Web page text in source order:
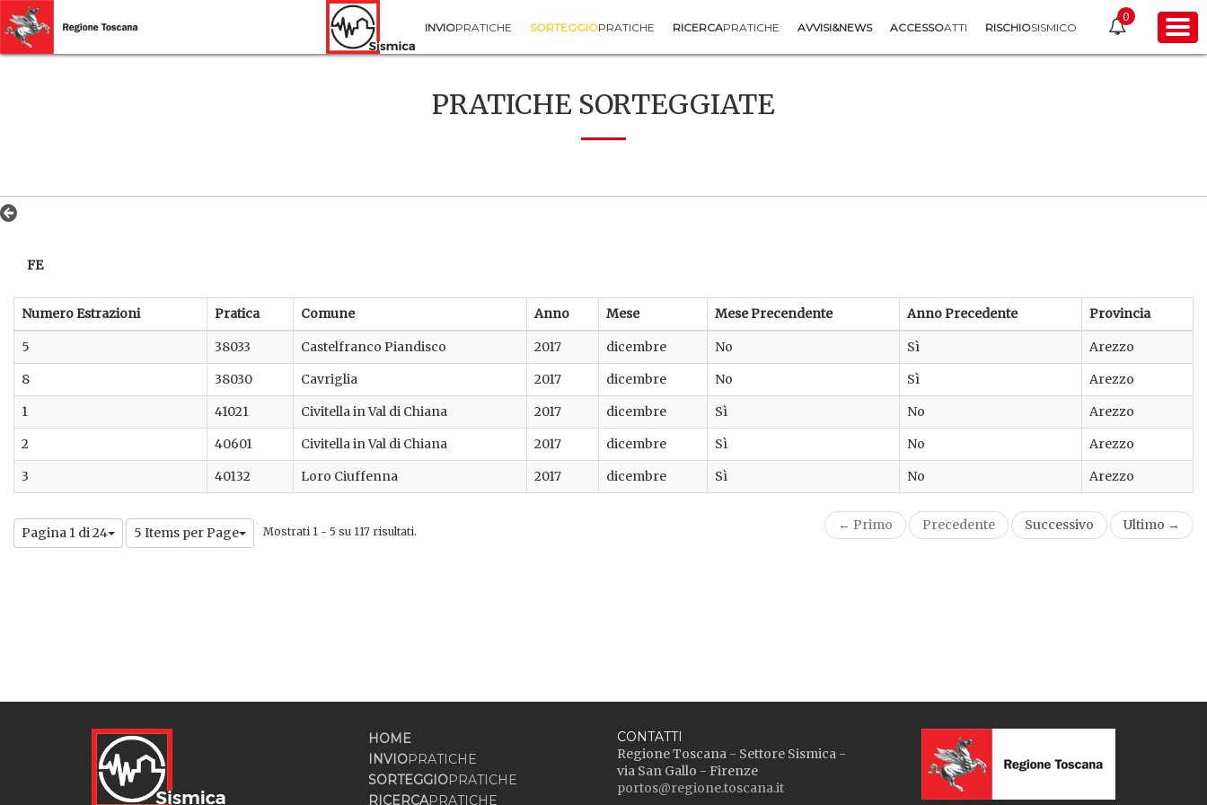
INVIOPRATICHE SORTEGGIOPRATICHE RICERCAPRATICHE AVVISI&NEWS ACCESSOATTI RISCHIOSISMICO
0
PRATICHE SORTEGGIATE
FE
Numero Estrazioni Pratica Comune Anno Mese Mese Precendente Anno Precedente Provincia
5 38033 Castelfranco Piandisco 2017 dicembre No Sì
Arezzo
8
38030 Cavriglia 2017 dicembre No Sì
Arezzo
1
41021 Civitella in Val di Chiana 2017 dicembre Sì No
Arezzo
2
40601 Civitella in Val di Chiana 2017 dicembre Sì No
Arezzo
3
40132 Loro Ciuffenna 2017 dicembre Sì No Arezzo
Pagina 1 di 24 5 Items per Page Mostrati 1 - 5 su 117 risultati. ← Primo Precedente Successivo Ultimo →
HOME
INVIOPRATICHE
SORTEGGIOPRATICHE
RICERCAPRATICHE
CONTATTI
Regione Toscana - Settore Sismica -
via San Gallo - Firenze
portos@regione.toscana.it